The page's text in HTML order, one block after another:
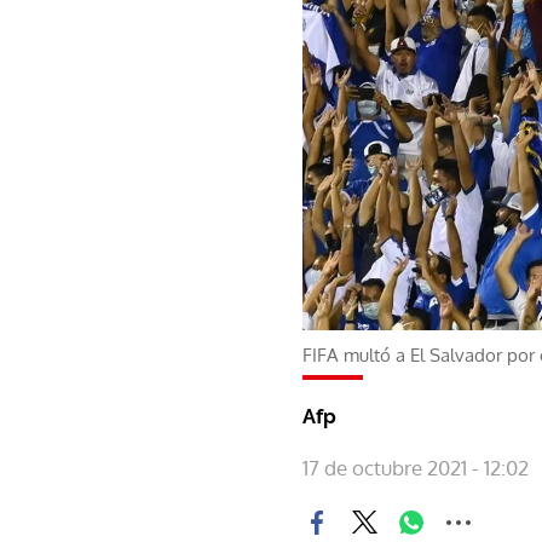
FIFA multó a El Salvador
Afp
17 de octubre 2021 - 12:02